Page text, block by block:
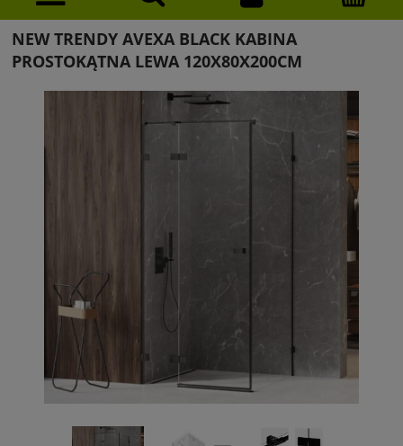
NEW TRENDY AVEXA BLACK KABINA
PROSTOKĄTNA LEWA 120X80X200CM